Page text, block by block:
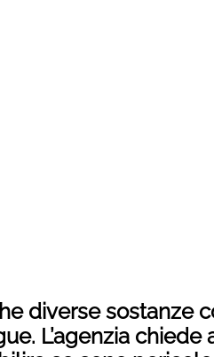
diverse sostanze
L’agenzia chiede